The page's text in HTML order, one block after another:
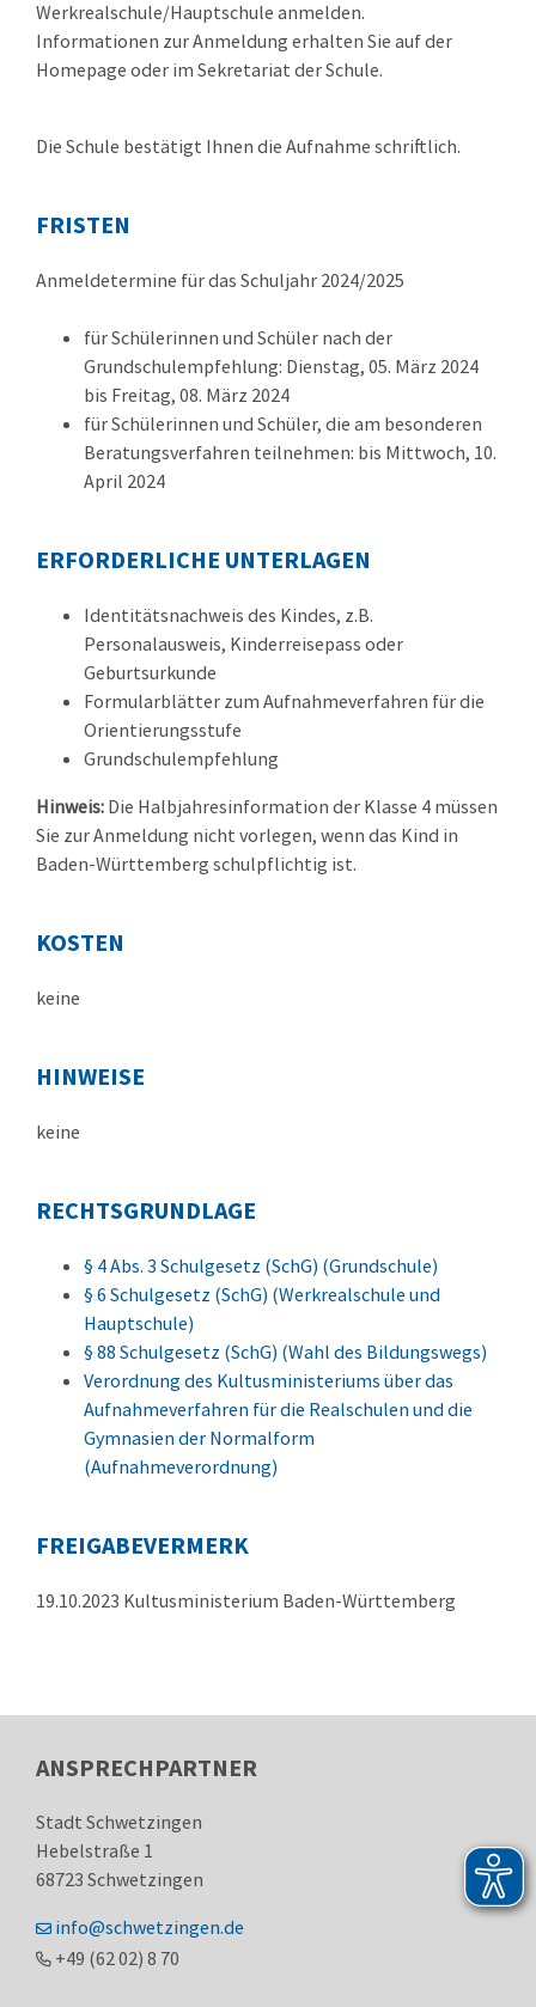
Werkrealschule/Hauptschule anmelden.
Informationen zur Anmeldung erhalten Sie auf der
Homepage oder im Sekretariat der Schule.
Die Schule bestätigt Ihnen die Aufnahme schriftlich.
FRISTEN
Anmeldetermine für das Schuljahr 2024/2025
für Schülerinnen und Schüler nach der
Grundschulempfehlung: Dienstag, 05. März 2024
bis Freitag, 08. März 2024
für Schülerinnen und Schüler, die am besonderen
Beratungsverfahren teilnehmen: bis Mittwoch, 10.
April 2024
ERFORDERLICHE UNTERLAGEN
Identitätsnachweis des Kindes, z.B.
Personalausweis, Kinderreisepass oder
Geburtsurkunde
Formularblätter zum Aufnahmeverfahren für die
Orientierungsstufe
Grundschulempfehlung
Hinweis: Die Halbjahresinformation der Klasse 4 müssen
Sie zur Anmeldung nicht vorlegen, wenn das Kind in
Baden-Württemberg schulpflichtig ist.
KOSTEN
keine
HINWEISE
keine
RECHTSGRUNDLAGE
§ 4 Abs. 3 Schulgesetz (SchG) (Grundschule)
§ 6 Schulgesetz (SchG) (Werkrealschule und
Hauptschule)
§ 88 Schulgesetz (SchG) (Wahl des Bildungswegs)
Verordnung des Kultusministeriums über das
Aufnahmeverfahren für die Realschulen und die
Gymnasien der Normalform
(Aufnahmeverordnung)
FREIGABEVERMERK
19.10.2023 Kultusministerium Baden-Württemberg
ANSPRECHPARTNER
Stadt Schwetzingen
Hebelstraße 1
68723 Schwetzingen
info@schwetzingen.de
+49 (6202) 8 70